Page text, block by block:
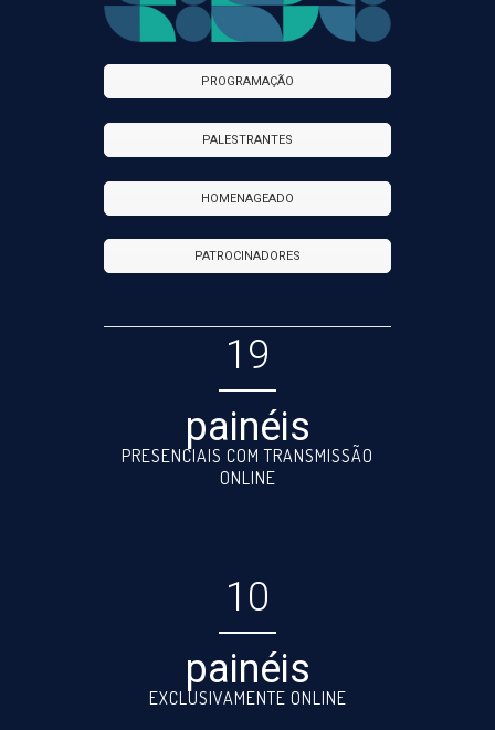
PROGRAMAÇÃO
PALESTRANTES
HOMENAGEADO
PATROCINADORES
19
painéis
PRESENCIAIS COM TRANSMISSÃO
ONLINE
10
painéis
EXCLUSIVAMENTE ONLINE